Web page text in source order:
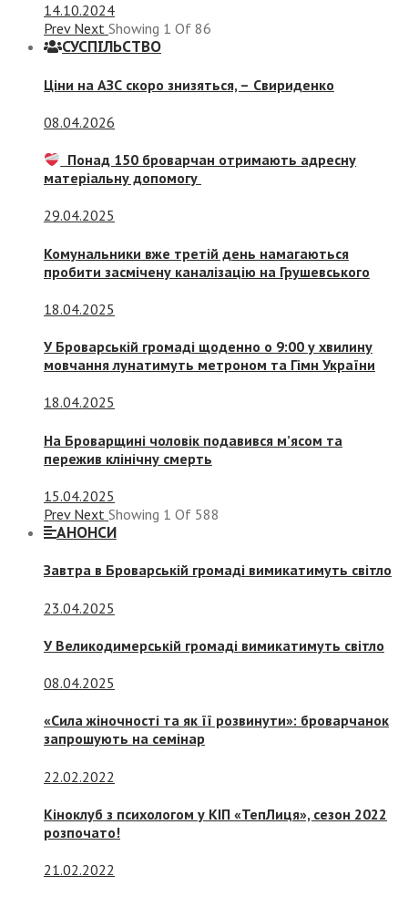
14.10.2024
Prev Next Showing 1 Of 86
СУСПIЛЬСТВО
Ціни на АЗС скоро знизяться, – Свириденко
08.04.2026
Понад 150 броварчан отримають адресну
матеріальну допомогу
29.04.2025
Комунальники вже третій день намагаються
пробити засмічену каналізацію на Грушевського
18.04.2025
У Броварській громаді щоденно о 9:00 у хвилину
мовчання лунатимуть метроном та Гімн України
18.04.2025
На Броварщині чоловік подавився м’ясом та
пережив клінічну смерть
15.04.2025
Prev Next Showing 1 Of 588
АНОНСИ
Завтра в Броварській громаді вимикатимуть світло
23.04.2025
У Великодимерській громаді вимикатимуть світло
08.04.2025
«Сила жіночності та як її розвинути»: броварчанок
запрошують на семінар
22.02.2022
Кіноклуб з психологом у КІП «ТепЛиця», сезон 2022
розпочато!
21.02.2022